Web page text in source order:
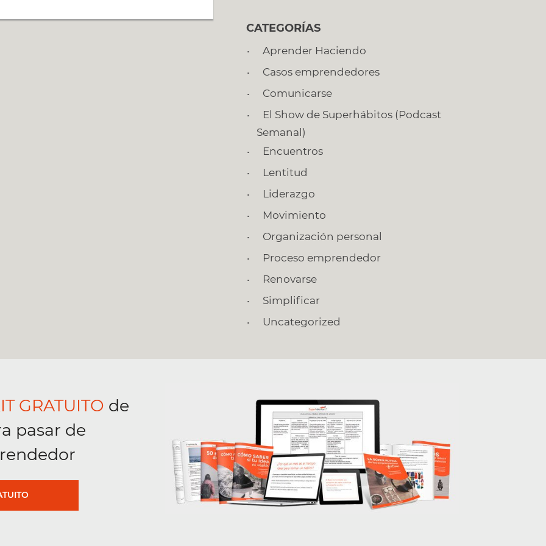
CATEGORÍAS
Aprender Haciendo
Casos emprendedores
Comunicarse
El Show de Superhábitos (Podcast
Semanal)
Encuentros
Lentitud
Liderazgo
Movimiento
Organización personal
Proceso emprendedor
Renovarse
Simplificar
Uncategorized
GRATUITO de
pasar de